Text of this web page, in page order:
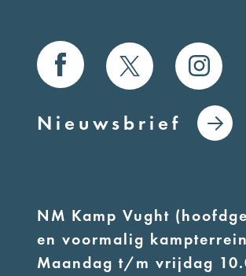
Nieuwsbrief
NM Kamp Vught
en voormalig
Maandag t/m vrijdag